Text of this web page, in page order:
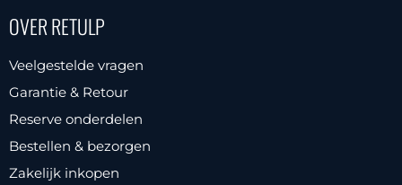
variaties.
optie
kan
gekozen
worden
op
OVER RETULP
Veelgestelde vragen
Garantie & Retour
Reserve onderdelen
Bestellen & bezorgen
Zakelijk inkopen